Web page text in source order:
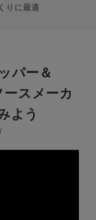
りに最適
パー＆
ースメーカ
よう